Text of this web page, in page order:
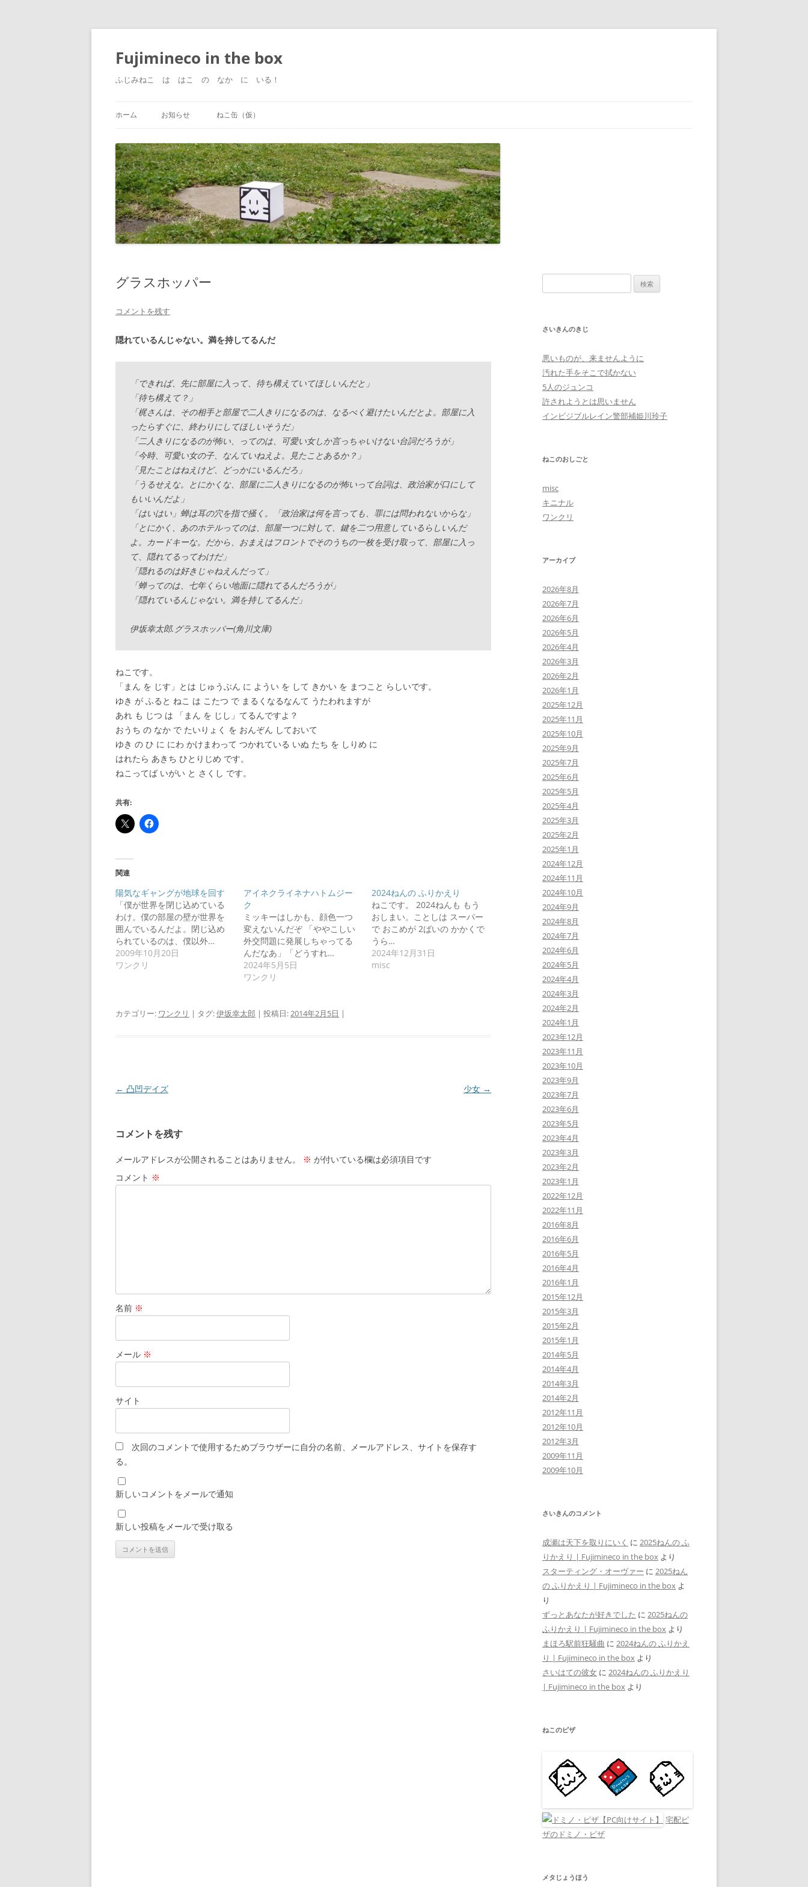
コ
ン
ツ
へ
ス
Fujimineco in the box
ふじみねこ は はこ の なか に いる！
ホーム お知らせ ねこ缶（仮）
グラスホッパー
コメントを残す
隠れているんじゃない。満を持してるんだ
「できれば、先に部屋に入って、待ち構えていてほしいんだと」
「待ち構えて？」
「梶さんは、その相手と部屋で二人きりになるのは、なるべく避けたいんだとよ。部屋に入
ったらすぐに、終わりにしてほしいそうだ」
「二人きりになるのが怖い、ってのは、可愛い女しか言っちゃいけない台詞だろうが」
「今時、可愛い女の子、なんていねえよ。見たことあるか？」
「見たことはねえけど、どっかにいるんだろ」
「うるせえな。とにかくな、部屋に二人きりになるのが怖いって台詞は、政治家が口にして
もいいんだよ」
「はいはい」蝉は耳の穴を指で掻く。「政治家は何を言っても、罪には問われないからな」
「とにかく、あのホテルってのは、部屋一つに対して、鍵を二つ用意しているらしいんだ
よ。カードキーな。だから、おまえはフロントでそのうちの一枚を受け取って、部屋に入っ
て、隠れてるってわけだ」
「隠れるのは好きじゃねえんだって」
「蝉ってのは、七年くらい地面に隠れてるんだろうが」
「隠れているんじゃない。満を持してるんだ」
伊坂幸太郎.グラスホッパー(角川文庫)
ねこです。
「まん を じす」とは じゅうぶん に ようい を して きかい を まつこと らしいです。
ゆき が ふると ねこ は こたつ で まるくなるなんて うたわれますが
あれ も じつ は 「まん を じし」てるんですよ？
おうち の なか で たいりょく を おんぞん しておいて
ゆき の ひ に にわ かけまわって つかれている いぬ たち を しりめ に
はれたら あきち ひとりじめ です。
ねこってば いがい と さくし です。
共有:
関連
陽気なギャングが地球を回す
「僕が世界を閉じ込めている
わけ。僕の部屋の壁が世界を
囲んでいるんだよ。閉じ込め
られているのは、僕以外…
2009年10月20日
ワンクリ
アイネクライネナハトムジー
ク
ミッキーはしかも、顔色一つ
変えないんだぞ 「ややこしい
外交問題に発展しちゃってる
んだなあ」「どうすれ…
2024年5月5日
ワンクリ
2024ねんの ふりかえり
ねこです。 2024ねんも もう
おしまい。ことしは スーパー
で おこめが 2ばいの かかくで
うら…
2024年12月31日
misc
カテゴリー: ワンクリ | タグ:伊坂幸太郎 | 投稿日:2014年2月5日 |
投
ビ
ゲ
ー
シ
← 凸凹デイズ 少女 →
コメントを残す
メールアドレスが公開されることはありません。 ※ が付いている欄は必須項目です
コメント ※
名前 ※
メール ※
サイト
次回のコメントで使用するためブラウザーに自分の名前、メールアドレス、サイトを保存す
る。
新しいコメントをメールで通知
新しい投稿をメールで受け取る
索:
さいきんのきじ
悪いものが、来ませんように
汚れた手をそこで拭かない
5人のジュンコ
許されようとは思いません
インビジブルレイン警部補姫川玲子
ねこのおしごと
misc
キニナル
ワンクリ
アーカイブ
2026年8月
2026年7月
2026年6月
2026年5月
2026年4月
2026年3月
2026年2月
2026年1月
2025年12月
2025年11月
2025年10月
2025年9月
2025年7月
2025年6月
2025年5月
2025年4月
2025年3月
2025年2月
2025年1月
2024年12月
2024年11月
2024年10月
2024年9月
2024年8月
2024年7月
2024年6月
2024年5月
2024年4月
2024年3月
2024年2月
2024年1月
2023年12月
2023年11月
2023年10月
2023年9月
2023年7月
2023年6月
2023年5月
2023年4月
2023年3月
2023年2月
2023年1月
2022年12月
2022年11月
2016年8月
2016年6月
2016年5月
2016年4月
2016年1月
2015年12月
2015年3月
2015年2月
2015年1月
2014年5月
2014年4月
2014年3月
2014年2月
2012年11月
2012年10月
2012年3月
2009年11月
2009年10月
さいきんのコメント
成瀬は天下を取りにいく に 2025ねんの ふ
りかえり | Fujimineco in the box より
スターティング・オーヴァー に 2025ねん
の ふりかえり | Fujimineco in the box よ
り
ずっとあなたが好きでした に 2025ねんの
ふりかえり | Fujimineco in the box より
まほろ駅前狂騒曲 に 2024ねんの ふりかえ
り | Fujimineco in the box より
さいはての彼女 に 2024ねんの ふりかえり
| Fujimineco in the box より
ねこのピザ
宅配ピ
ザのドミノ・ピザ
メタじょうほう